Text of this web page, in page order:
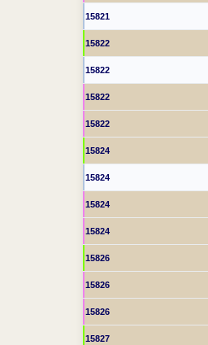
15821
15822
15822
15822
15822
15824
15824
15824
15824
15826
15826
15826
15827